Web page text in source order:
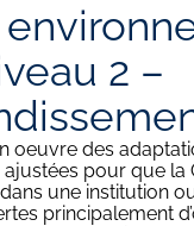
2 –
oeuvre des
pour que la
une institution
principalement